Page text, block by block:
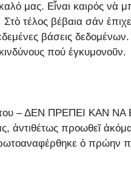
μας. Εἶναι καιρός νὰ
τέλος βέβαια σάν
βάσεις
πού ἐγκυμονοῦν.
του – ΔΕΝ ΠΡΕΠΕΙ ΚΑΝ
ἀντιθέτως προωθεῖ
ὁ πρώην